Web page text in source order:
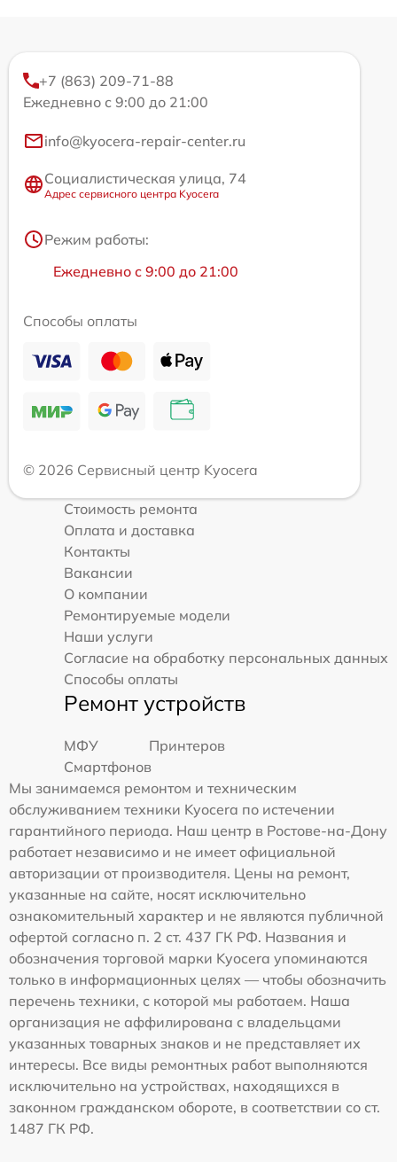
+7 (863) 209-71-88
Ежедневно с 9:00 до 21:00
info@kyocera-repair-center.ru
Социалистическая улица, 74
Адрес сервисного центра Kyocera
Режим работы:
Ежедневно с 9:00 до 21:00
Способы оплаты
© 2026 Сервисный центр Kyocera
Стоимость ремонта
Оплата и доставка
Контакты
Вакансии
О компании
Ремонтируемые модели
Наши услуги
Согласие на обработку персональных данных
Способы оплаты
Ремонт устройств
МФУ
Принтеров
Смартфонов
Мы занимаемся ремонтом и техническим
обслуживанием техники Kyocera по истечении
гарантийного периода. Наш центр в Ростове-на-Дону
работает независимо и не имеет официальной
авторизации от производителя. Цены на ремонт,
указанные на сайте, носят исключительно
ознакомительный характер и не являются публичной
офертой согласно п. 2 ст. 437 ГК РФ. Названия и
обозначения торговой марки Kyocera упоминаются
только в информационных целях — чтобы обозначить
перечень техники, с которой мы работаем. Наша
организация не аффилирована с владельцами
указанных товарных знаков и не представляет их
интересы. Все виды ремонтных работ выполняются
исключительно на устройствах, находящихся в
законном гражданском обороте, в соответствии со ст.
1487 ГК РФ.